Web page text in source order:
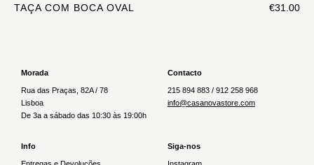
TAÇA COM BOCA OVAL €31.00
Morada
Rua das Praças, 82A / 78
Lisboa
De 3a a sábado das 10:30 às 19:00h
Contacto
215 894 883 / 912 258 968
info@casanovastore.com
Info Siga-nos